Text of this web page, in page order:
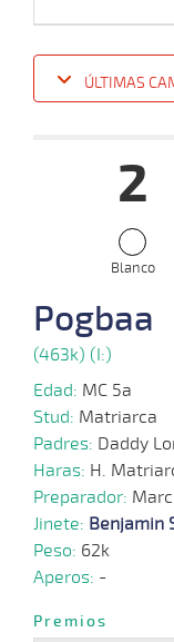
ÚLTIMAS
1000m
27-
2022
06-
VS 1100m
06-
2022
VS
2
Blanco
Pogbaa
(463k) (I:)
Edad: MC 5a
Stud: Matriarca
Padres: Daddy
Haras: H.
Preparador:
Jinete: Benjamin
Peso: 62k
Aperos: -
Premios